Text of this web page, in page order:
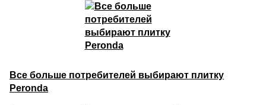
Все больше потребителей выбирают плитку
Peronda